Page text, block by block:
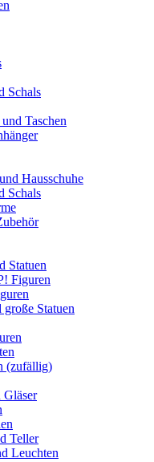
Schals
Taschen
Hausschuhe
Schals
Statuen
Figuren
große Statuen
(zufällig)
Gläser
Teller
Leuchten